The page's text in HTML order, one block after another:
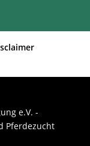
e.V. -
Pferdezucht